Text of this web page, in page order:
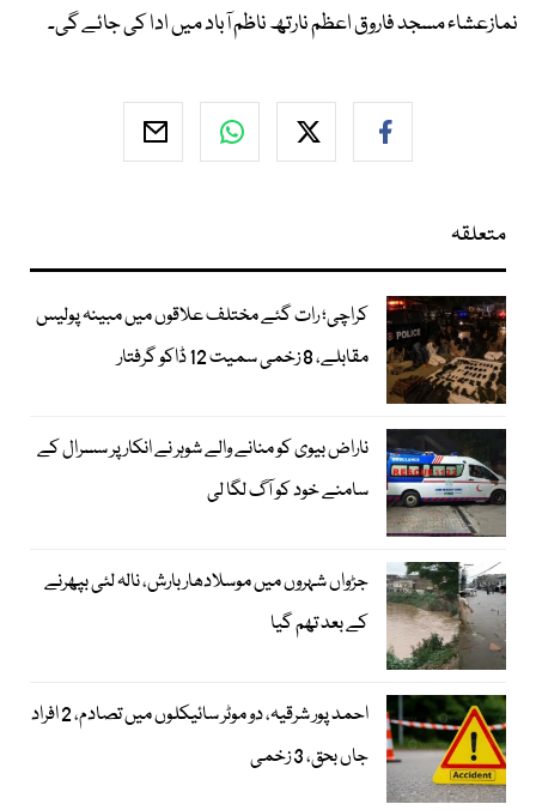
نمازعشاء مسجد فاروق اعظم نارتھ ناظم آباد میں ادا کی جائے گی۔
متعلقہ
کراچی؛ رات گئے مختلف علاقوں میں مبینہ پولیس
مقابلے، 8 زخمی سمیت 12 ڈاکو گرفتار
ناراض بیوی کو منانے والے شوہر نے انکار پر سسرال کے
سامنے خود کو آگ لگا لی
جڑواں شہروں میں موسلادھار بارش، نالہ لئی بپھرنے
کے بعد تھم گیا
احمد پور شرقیہ، دو موٹر سائیکلوں میں تصادم، 2 افراد
جاں بحق، 3 زخمی